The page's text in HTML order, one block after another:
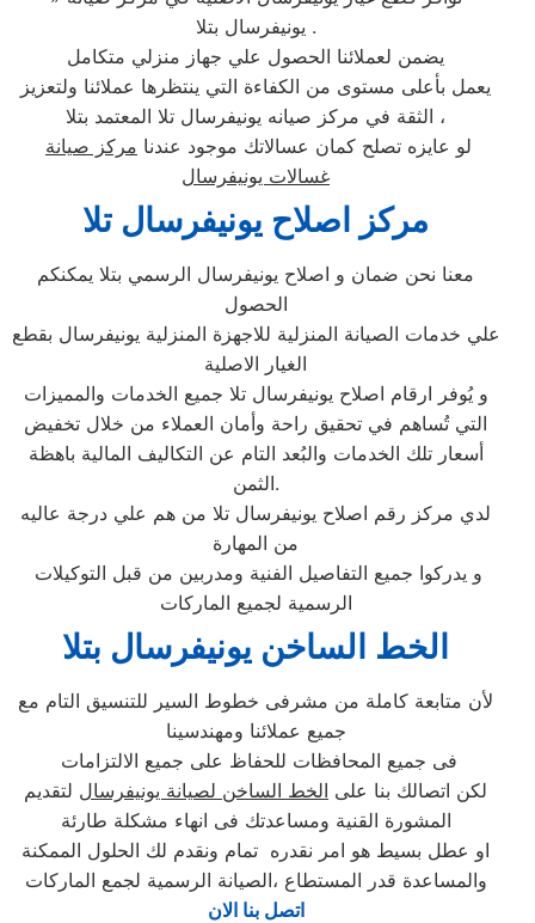
يونيفرسال بتلا .
يضمن لعملائنا الحصول علي جهاز منزلي متكامل
يعمل بأعلى مستوى من الكفاءة التي ينتظرها عملائنا ولتعزيز
الثقة في مركز صيانه يونيفرسال تلا المعتمد بتلا ،
لو عايزه تصلح كمان عسالاتك موجود عندنا مركز صيانة
غسالات يونيفرسال
مركز اصلاح يونيفرسال تلا
معنا نحن ضمان و اصلاح يونيفرسال الرسمي بتلا يمكنكم
الحصول
علي خدمات الصيانة المنزلية للاجهزة المنزلية يونيفرسال بقطع
الغيار الاصلية
و يُوفر ارقام اصلاح يونيفرسال تلا جميع الخدمات والمميزات
التي تُساهم في تحقيق راحة وأمان العملاء من خلال تخفيض
أسعار تلك الخدمات والبُعد التام عن التكاليف المالية باهظة
الثمن.
لدي مركز رقم اصلاح يونيفرسال تلا من هم علي درجة عاليه
من المهارة
الرسمية لجميع الماركات
الخط الساخن يونيفرسال بتلا
لأن متابعة كاملة من مشرفى خطوط السير للتنسيق التام مع
جميع عملائنا ومهندسينا
فى جميع المحافظات للحفاظ على جميع الالتزامات
لكن اتصالك بنا على الخط الساخن لصيانة يونيفرسال لتقديم
المشورة القنية ومساعدتك فى انهاء مشكلة طارئة
او عطل بسيط هو امر نقدره تمام ونقدم لك الحلول الممكنة
والمساعدة قدر المستطاع ،الصيانة الرسمية لجمع الماركات
اتصل بنا الان